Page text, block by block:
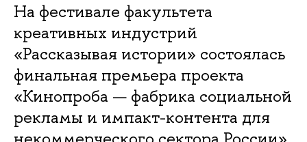
На фестивале факультета
креативных индустрий
«Рассказывая истории» состоялась
финальная премьера проекта
«Кинопроба — фабрика социальной
рекламы и импакт-контента для